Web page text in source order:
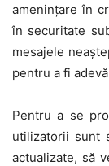
amenințare în
în securitate
mesajele
pentru a fi
Pentru a se
utilizatorii sunt
actualizate, să